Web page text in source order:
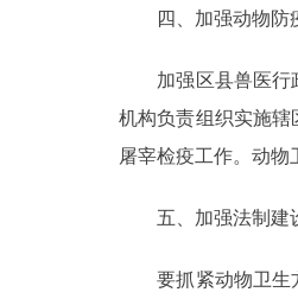
四、加强动物防
加强区县兽医行政
机构负责组织实施
屠宰检疫工作。动
五、加强法制建
要抓紧动物卫生方